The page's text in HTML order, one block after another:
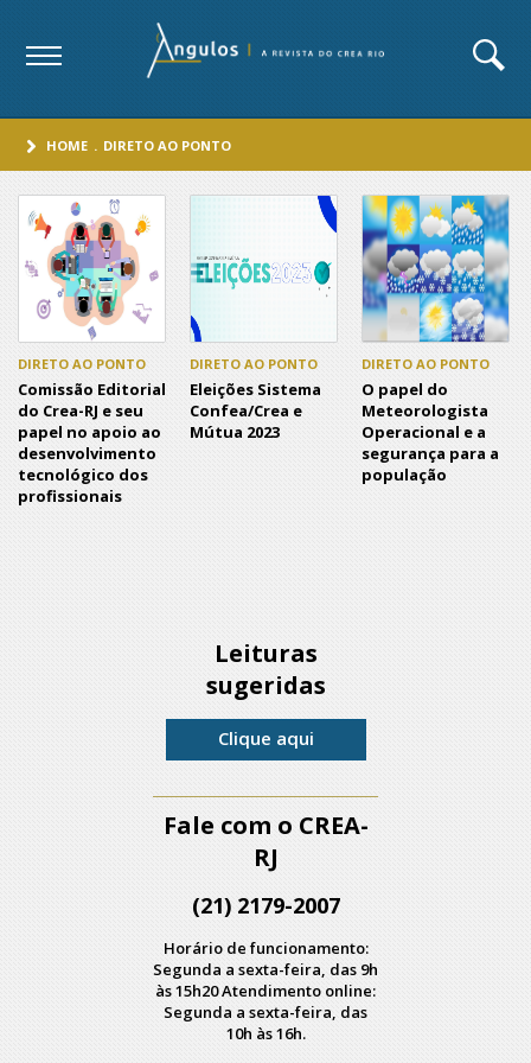
HOME . DIRETO AO PONTO
DIRETO AO PONTO
Comissão Editorial
do Crea-RJ e seu
papel no apoio ao
desenvolvimento
tecnológico dos
profissionais
DIRETO AO PONTO
Eleições Sistema
Confea/Crea e
Mútua 2023
DIRETO AO PONTO
O papel do
Meteorologista
Operacional e a
segurança para a
população
Leituras
sugeridas
Clique aqui
Fale com o CREA-
RJ
(21) 2179-2007
Horário de funcionamento:
Segunda a sexta-feira, das 9h
às 15h20 Atendimento online:
Segunda a sexta-feira, das
10h às 16h.